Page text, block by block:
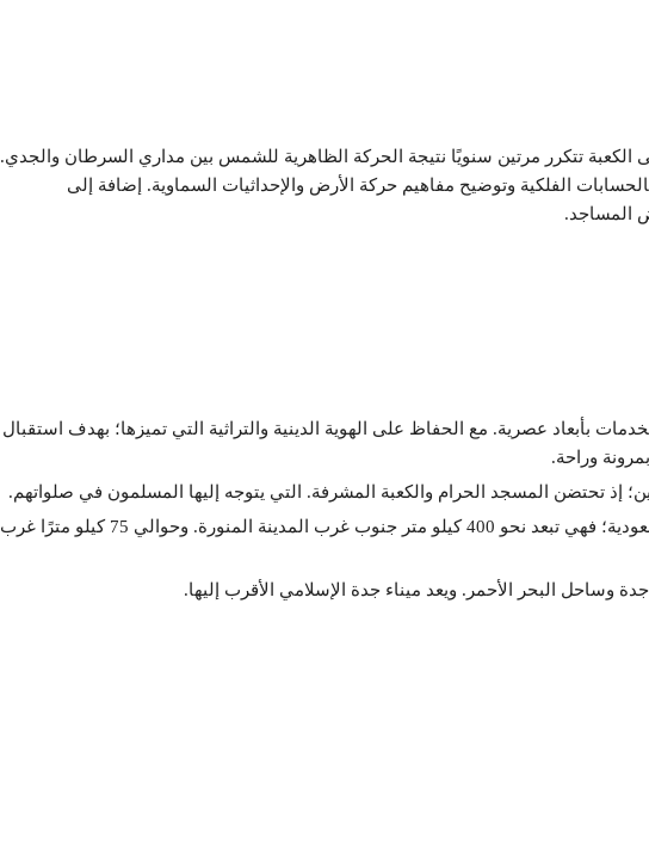
تتكرر مرتين سنويًا نتيجة الحركة الظاهرية للشمس بين مداري السرطان والجدي.
الفلكية وتوضيح مفاهيم حركة الأرض والإحداثيات السماوية. إضافة إلى
المساجد.
بأبعاد عصرية. مع الحفاظ على الهوية الدينية والتراثية التي تميزها؛ بهدف استقبال
وراحة.
إذ تحتضن المسجد الحرام والكعبة المشرفة. التي يتوجه إليها المسلمون في صلواتهم.
بينما تقع المدينة غرب المملكة العربية السعودية؛ فهي تبعد نحو 400 كيلو متر جنوب غرب المدينة المنورة. وحوالي 75 كيلو مترًا غرب